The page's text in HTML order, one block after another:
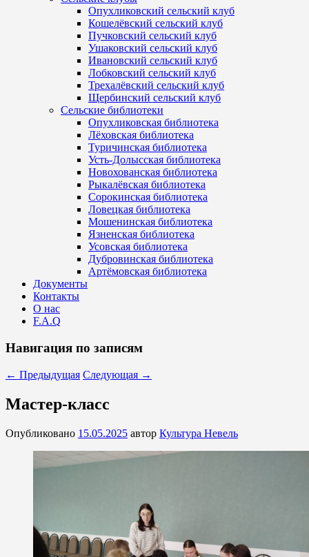
Опухликовский сельский клуб
Кошелёвский сельский клуб
Пучковский сельский клуб
Ушаковский сельский клуб
Ивановский сельский клуб
Лобковский сельский клуб
Трехалёвский сельский клуб
Щербинский сельский клуб
Сельские библиотеки
Опухликовская библиотека
Лёховская библиотека
Туричинская библиотека
Усть-Долысская библиотека
Новохованская библиотека
Рыкалёвская библиотека
Сорокинская библиотека
Ловецкая библиотека
Мошенинская библиотека
Язненская библиотека
Усовская библиотека
Дубровинская библиотека
Артёмовская библиотека
Документы
Контакты
О нас
F.A.Q
Навигация по записям
← Предыдущая Следующая →
Мастер-класс
Опубликовано 15.05.2025 автор Культура Невель